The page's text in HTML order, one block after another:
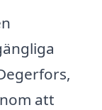
att